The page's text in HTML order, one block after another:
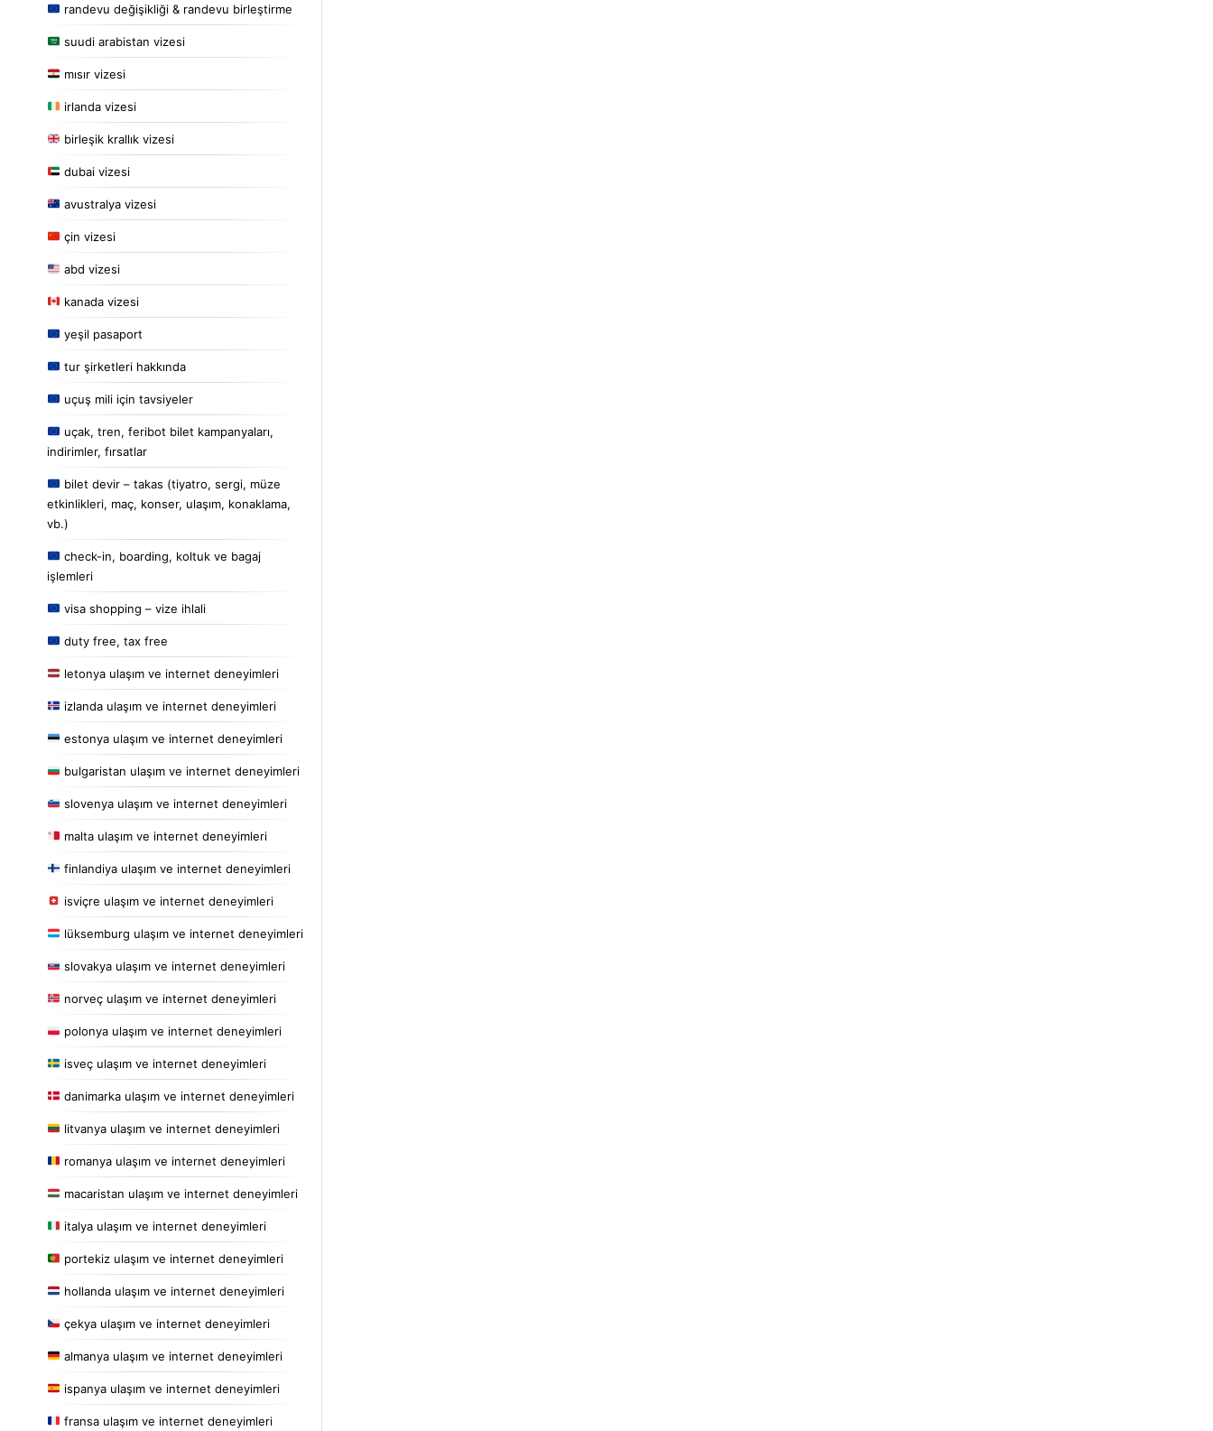
randevu değişikliği & randevu birleştirme
suudi arabistan vizesi
mısır vizesi
irlanda vizesi
birleşik krallık vizesi
dubai vizesi
avustralya vizesi
çin vizesi
abd vizesi
kanada vizesi
yeşil pasaport
tur şirketleri hakkında
uçuş mili için tavsiyeler
uçak, tren, feribot bilet kampanyaları,
indirimler, fırsatlar
bilet devir – takas (tiyatro, sergi, müze
etkinlikleri, maç, konser, ulaşım, konaklama,
vb.)
check-in, boarding, koltuk ve bagaj
işlemleri
visa shopping – vize ihlali
duty free, tax free
letonya ulaşım ve internet deneyimleri
izlanda ulaşım ve internet deneyimleri
estonya ulaşım ve internet deneyimleri
bulgaristan ulaşım ve internet deneyimleri
slovenya ulaşım ve internet deneyimleri
malta ulaşım ve internet deneyimleri
finlandiya ulaşım ve internet deneyimleri
isviçre ulaşım ve internet deneyimleri
lüksemburg ulaşım ve internet deneyimleri
slovakya ulaşım ve internet deneyimleri
norveç ulaşım ve internet deneyimleri
polonya ulaşım ve internet deneyimleri
isveç ulaşım ve internet deneyimleri
danimarka ulaşım ve internet deneyimleri
litvanya ulaşım ve internet deneyimleri
romanya ulaşım ve internet deneyimleri
macaristan ulaşım ve internet deneyimleri
italya ulaşım ve internet deneyimleri
portekiz ulaşım ve internet deneyimleri
hollanda ulaşım ve internet deneyimleri
çekya ulaşım ve internet deneyimleri
almanya ulaşım ve internet deneyimleri
ispanya ulaşım ve internet deneyimleri
fransa ulaşım ve internet deneyimleri